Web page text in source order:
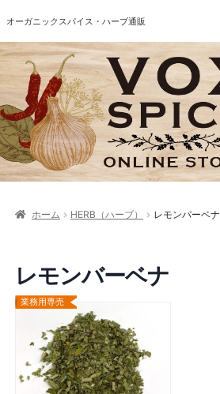
オーガニックスパイス・ハーブ通販
ホーム HERB（ハーブ） レモンバーベナ
レモンバーベナ
業務用専売